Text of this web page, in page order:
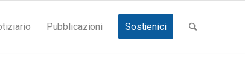
Pubblicazioni Sostienici